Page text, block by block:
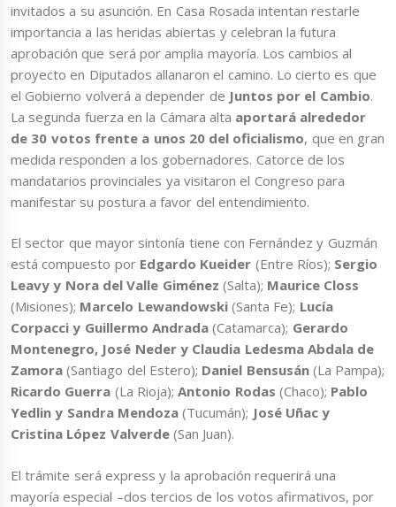
invitados a su asunción. En Casa Rosada intentan restarle
importancia a las heridas abiertas y celebran la futura
aprobación que será por amplia mayoría. Los cambios al
proyecto en Diputados allanaron el camino. Lo cierto es que
el Gobierno volverá a depender de Juntos por el Cambio.
La segunda fuerza en la Cámara alta aportará alrededor
de 30 votos frente a unos 20 del oficialismo, que en gran
medida responden a los gobernadores. Catorce de los
mandatarios provinciales ya visitaron el Congreso para
manifestar su postura a favor del entendimiento.
El sector que mayor sintonía tiene con Fernández y Guzmán
está compuesto por Edgardo Kueider (Entre Ríos); Sergio
Leavy y Nora del Valle Giménez (Salta); Maurice Closs
(Misiones); Marcelo Lewandowski(Santa Fe); Lucía
Corpacci y Guillermo Andrada(Catamarca); Gerardo
Montenegro, José Neder y Claudia Ledesma Abdala de
Zamora(Santiago del Estero); Daniel Bensusán(La Pampa);
Ricardo Guerra (La Rioja);Antonio Rodas (Chaco); Pablo
Yedlin y Sandra Mendoza(Tucumán); José Uñac y
Cristina López Valverde(San Juan).
El trámite será express y la aprobación requerirá una
mayoría especial –dos tercios de los votos afirmativos, por